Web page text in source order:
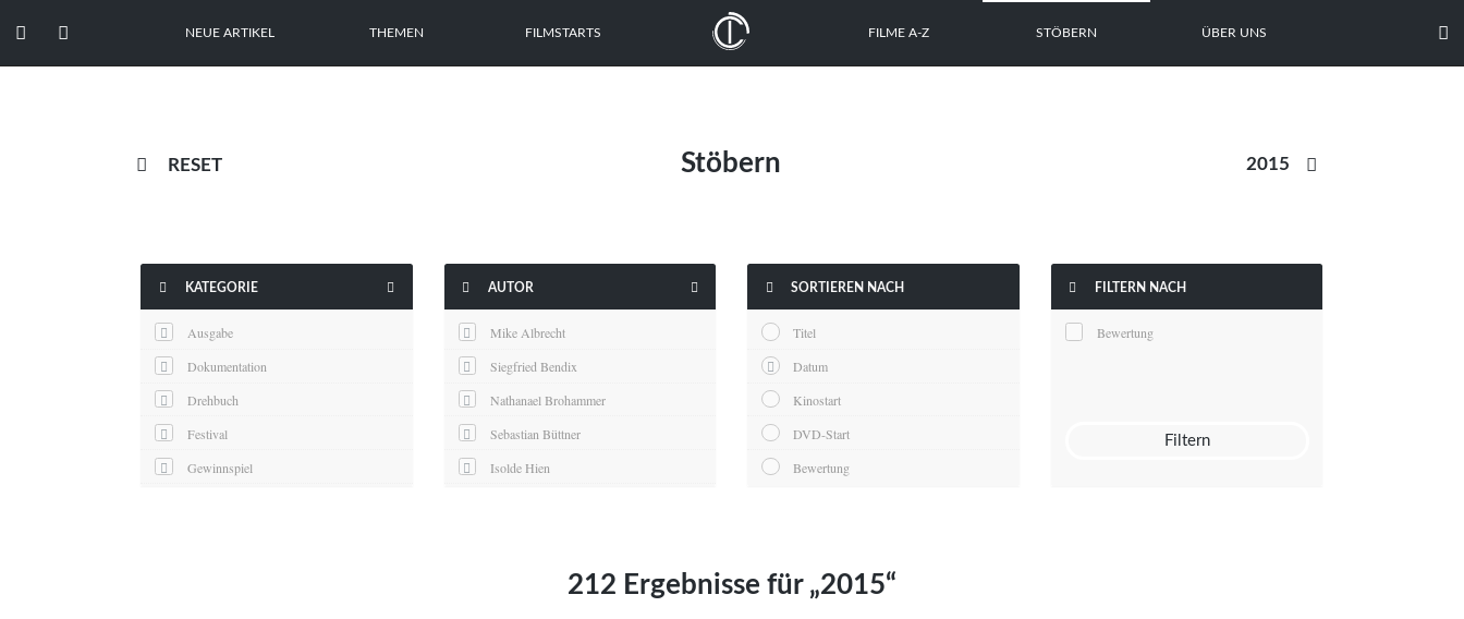
  NEUE ARTIKEL THEMEN FILMSTARTS FILME A-Z STÖBERN ÜBER UNS 
 RESET Stöbern 
 KATEGORIE 
Ausgabe
Dokumentation
Drehbuch
Festival
Gewinnspiel
 AUTOR 
Mike Albrecht
Siegfried Bendix
Nathanael Brohammer
Sebastian Büttner
Isolde Hien
 SORTIEREN NACH
Titel
Datum
Kinostart
DVD-Start
Bewertung
 FILTERN NACH
Bewertung
Filtern
212 Ergebnisse für „2015“